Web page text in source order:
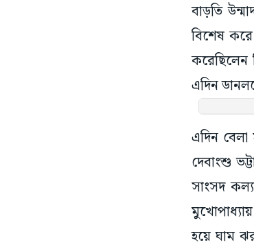
বাড়তি
বিশেষ করে
এদিন
এদিন
দেবাংশু
সাংসদ
হয়ে ঘাম